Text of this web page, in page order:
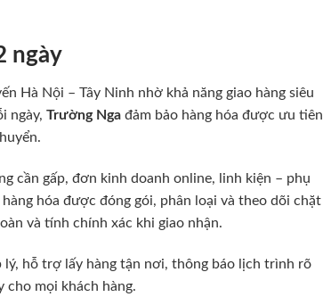
ngày
Hà Nội – Tây Ninh nhờ khả năng giao hàng siêu
ngày, Trường Nga đảm bảo hàng hóa được ưu tiên
cần gấp, đơn kinh doanh online, linh kiện – phụ
hóa được đóng gói, phân loại và theo dõi chặt
và tính chính xác khi giao nhận.
lý, hỗ trợ lấy hàng tận nơi, thông báo lịch trình rõ
cho mọi khách hàng.